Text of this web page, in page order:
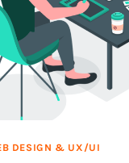
DESIGN & UX/UI